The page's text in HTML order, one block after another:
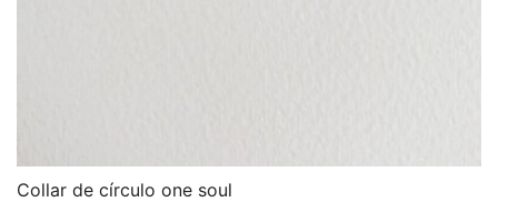
Collar de círculo one soul